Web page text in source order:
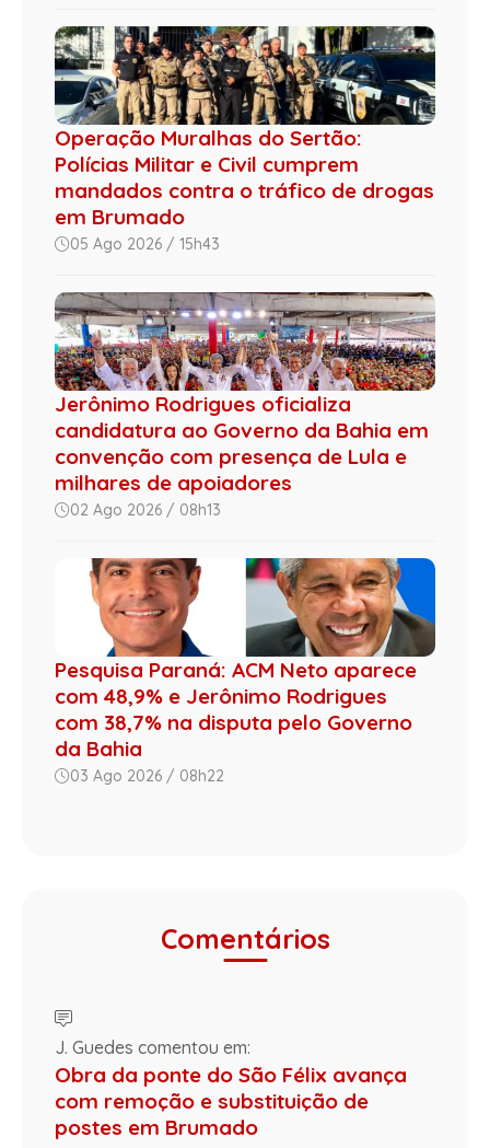
Operação Muralhas do Sertão:
Polícias Militar e Civil cumprem
mandados contra o tráfico de drogas
em Brumado
05 Ago 2026 / 15h43
Jerônimo Rodrigues oficializa
candidatura ao Governo da Bahia em
convenção com presença de Lula e
milhares de apoiadores
02 Ago 2026 / 08h13
Pesquisa Paraná: ACM Neto aparece
com 48,9% e Jerônimo Rodrigues
com 38,7% na disputa pelo Governo
da Bahia
03 Ago 2026 / 08h22
Comentários
J. Guedes comentou em:
Obra da ponte do São Félix avança
com remoção e substituição de
postes em Brumado